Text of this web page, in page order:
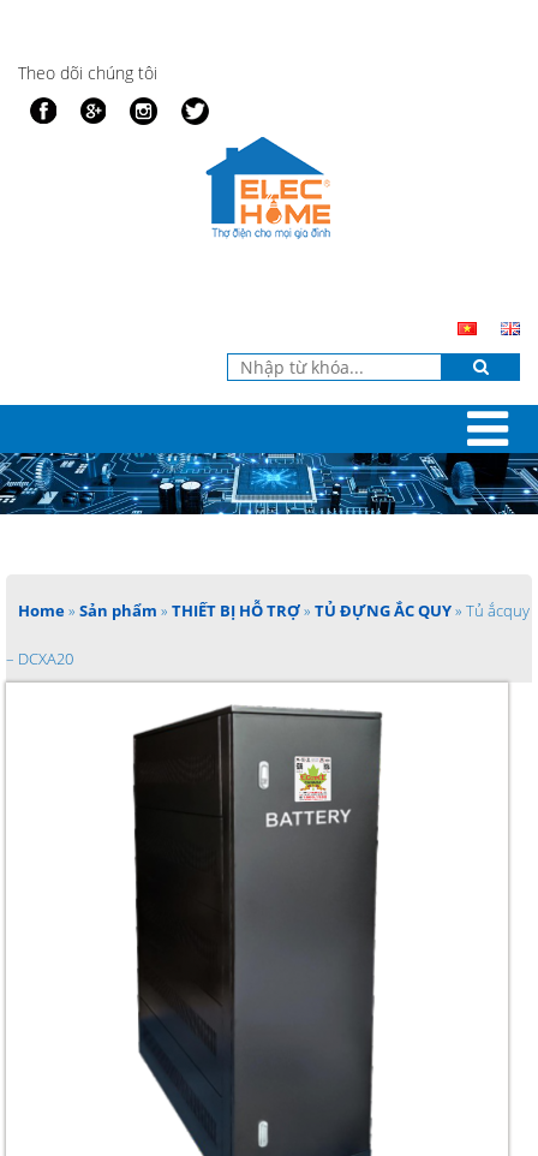
Theo dõi chúng tôi
Home» Sản phẩm » THIẾT BỊ HỖ TRỢ» TỦ ĐỰNG ẮC QUY» Tủ ắcquy
– DCXA20